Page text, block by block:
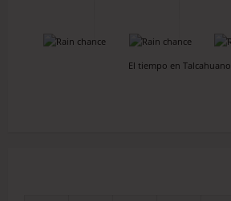
- - -
El tiempo en Talcahuano